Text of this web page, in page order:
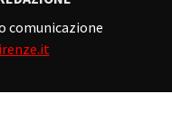
comunicazione